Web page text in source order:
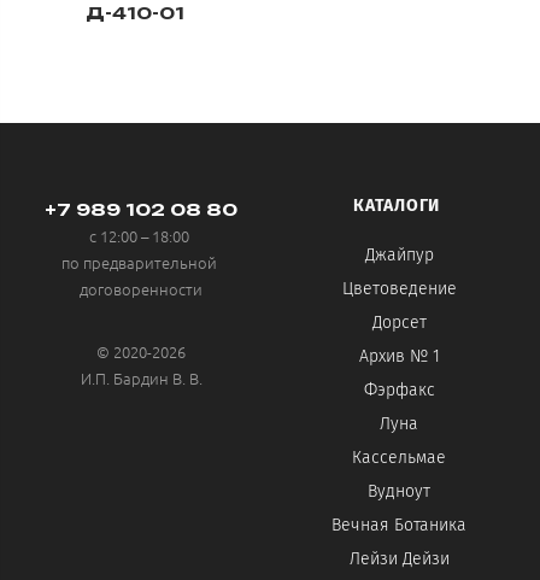
Д-410-01
+7 989 102 08 80
с 12:00 – 18:00
по предварительной
договоренности
© 2020-2026
И.П. Бардин В. В.
КАТАЛОГИ
Джайпур
Цветоведение
Дорсет
Архив № 1
Фэрфакс
Луна
Кассельмае
Вудноут
Вечная Ботаника
Лейзи Дейзи